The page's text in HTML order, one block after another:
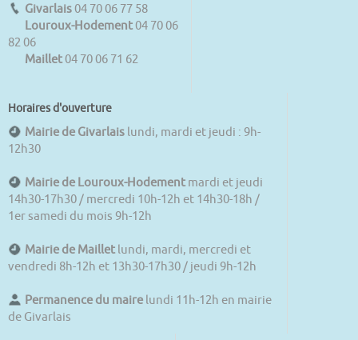
Givarlais 04 70 06 77 58
Louroux-Hodement 04 70 06
82 06
Maillet 04 70 06 71 62
Horaires d'ouverture
Mairie de Givarlais lundi, mardi et jeudi : 9h-
12h30
Mairie de Louroux-Hodement mardi et jeudi
14h30-17h30 / mercredi 10h-12h et 14h30-18h /
1er samedi du mois 9h-12h
Mairie de Maillet lundi, mardi, mercredi et
vendredi 8h-12h et 13h30-17h30 / jeudi 9h-12h
Permanence du maire lundi 11h-12h en mairie
de Givarlais